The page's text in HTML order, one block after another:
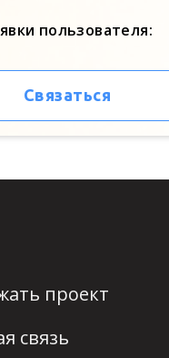
пользователя:
Связаться
проект
связь